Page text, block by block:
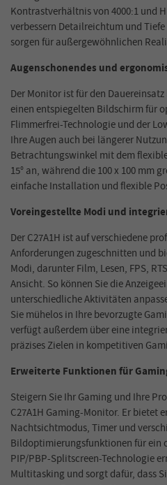
Kontrastverhältnis von 4000:1 und
verbessern Detailreichtum und
sorgen für außergewöhnlichen
Augenschonendes und
Der Monitor ist für den
einen entspiegelten Bildschirm für
Flimmerfrei-Technologie und der
Ihre Augen auch bei längerer
Betrachtungswinkel mit dem
15° an, während die 100 x 100 mm
einfache Installation und flexible
Voreingestellte Modi und
Der C27A1H ist auf verschiedene
Anforderungen zugeschnitten und
Modi, darunter Film, Lesen, FPS,
Ansicht. So können Sie die
unterschiedliche Aktivitäten
Sie mühelos in Ihre bevorzugte
verfügt außerdem über eine
präzises Zielen in kompetitiven
Erweiterte Funktionen für
Steigern Sie Ihr Gaming und Ihre
C27A1H Gaming-Monitor. Er bietet
Nachtsichtmodus, Timer und
Bildoptimierungsfunktionen für ein
PIP/PBP-Splitscreen-Technologie
Multitasking und sorgt dafür, dass